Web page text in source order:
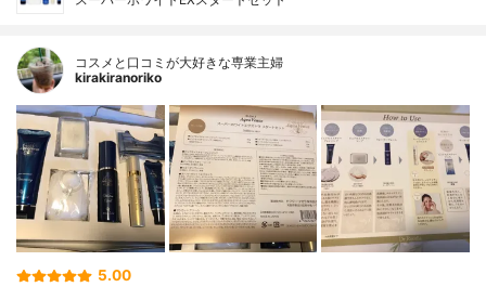
コスメと口コミが大好きな専業主婦
kirakiranoriko
5.00